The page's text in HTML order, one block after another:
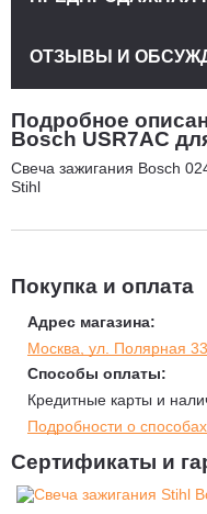
Подробное
Bosch USR7AC
Свеча зажигания Bosch
Stihl
Покупка и оплата
Адрес магазина:
Москва, ул. Полярная
Способы оплаты:
Кредитные карты и
Подробности о
Сертификаты и
ОТЗЫВЫ И